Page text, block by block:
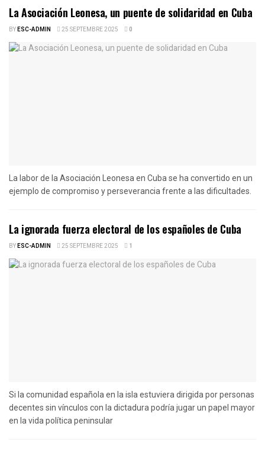
La Asociación Leonesa, un puente de solidaridad en Cuba
BYESC-ADMIN 25 SEPTEMBRE 2025 0
La labor de la Asociación Leonesa en Cuba se ha convertido en un
ejemplo de compromiso y perseverancia frente a las dificultades.
La ignorada fuerza electoral de los españoles de Cuba
BYESC-ADMIN 25 SEPTEMBRE 2025 1
Si la comunidad española en la isla estuviera dirigida por personas
decentes sin vínculos con la dictadura podría jugar un papel mayor
en la vida política peninsular